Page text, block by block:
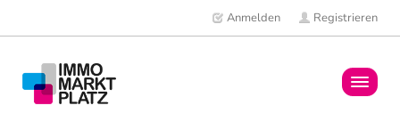
Anmelden Registrieren